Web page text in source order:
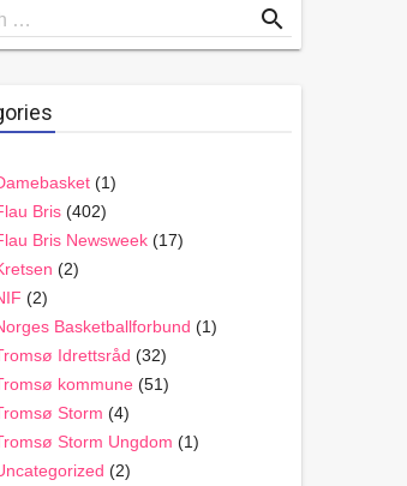
… search
(1)
Bris (402)
Bris Newsweek (17)
(2)
(2)
Basketballforbund (1)
Idrettsråd (32)
kommune (51)
Storm (4)
Storm Ungdom (1)
(2)